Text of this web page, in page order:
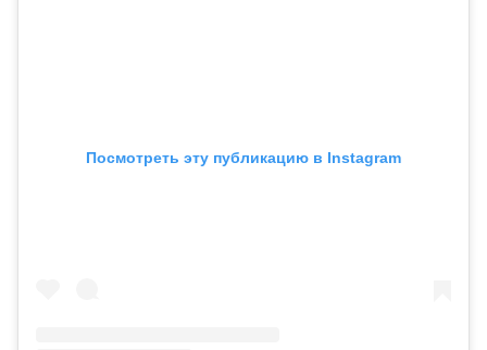
Посмотреть эту публикацию в Instagram